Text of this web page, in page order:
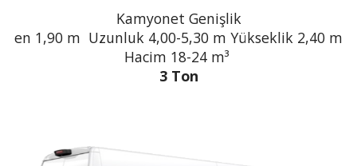
Kamyonet Genişlik
en 1,90 m Uzunluk 4,00-5,30 m Yükseklik 2,40 m
Hacim 18-24 m³
3 Ton